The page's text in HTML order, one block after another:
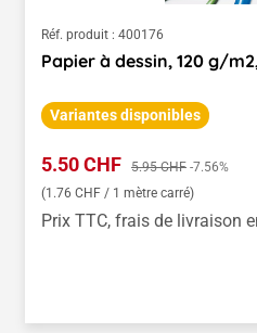
Réf. produit : 400176
Papier à dessin, 120 g/
Variantes disponibles
Prix de vente :
5.50 CHF Prix régulier :
5.95 CHF -7.56%
(1.76 CHF / 1 mètre carré)
Prix TTC, frais de livraison